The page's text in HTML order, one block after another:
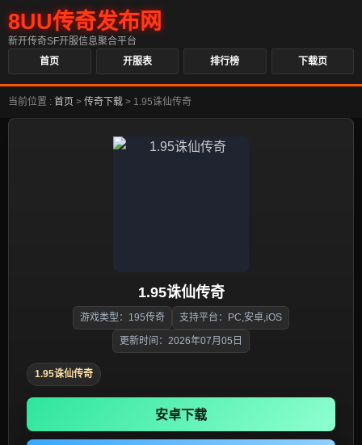
8UU传奇发布网
新开传奇SF开服信息聚合平台
首页
开服表 排行榜 下载页
当前位置 : 首页 > 传奇下载 > 1.95诛仙传奇
1.95诛仙传奇
游戏类型：195传奇 支持平台：PC,安卓,iOS
更新时间：2026年07月05日
1.95诛仙传奇
安卓下载